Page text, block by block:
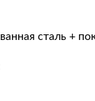
сталь +